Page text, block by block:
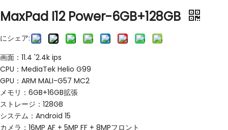
MaxPad I12 Power-6GB+128GB
にシェア:
画面：11.4 '2.4k ips
CPU：MediaTek Helio G99
GPU：ARM MALI-G57 MC2
メモリ：6GB+16GB拡張
ストレージ：128GB
システム：Android 15
カメラ：16MP AF + 5MP FF + 8MPフロント